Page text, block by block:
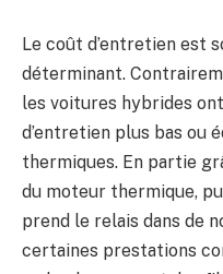
Le coût d’entretien est
déterminant.
les voitures hybrides
d’entretien plus bas ou
thermiques. En partie
du moteur thermique,
prend le relais dans de
certaines prestations